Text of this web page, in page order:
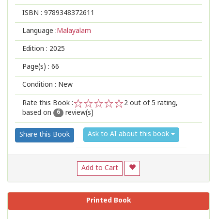
ISBN : 9789348372611
Language :Malayalam
Edition : 2025
Page(s) : 66
Condition : New
Rate this Book :
2
1
2 out of 5 rating,
based on
6 review(s)
Share this Book Ask to AI about this book
Add to Cart
Printed Book